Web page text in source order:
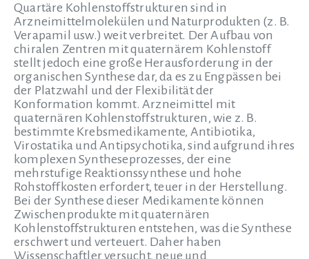
Quartäre Kohlenstoffstrukturen sind in
Arzneimittelmolekülen und Naturprodukten (z. B.
Verapamil usw.) weit verbreitet. Der Aufbau von
chiralen Zentren mit quaternärem Kohlenstoff
stellt jedoch eine große Herausforderung in der
organischen Synthese dar, da es zu Engpässen bei
der Platzwahl und der Flexibilität der
Konformation kommt. Arzneimittel mit
quaternären Kohlenstoffstrukturen, wie z. B.
bestimmte Krebsmedikamente, Antibiotika,
Virostatika und Antipsychotika, sind aufgrund ihres
komplexen Syntheseprozesses, der eine
mehrstufige Reaktionssynthese und hohe
Rohstoffkosten erfordert, teuer in der Herstellung.
Bei der Synthese dieser Medikamente können
Zwischenprodukte mit quaternären
Kohlenstoffstrukturen entstehen, was die Synthese
erschwert und verteuert. Daher haben
Wissenschaftler versucht, neue und